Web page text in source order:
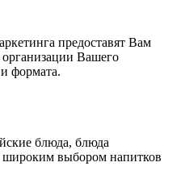
предоставят Вам
Вашего
формата.
блюда, блюда
широким выбором напитков